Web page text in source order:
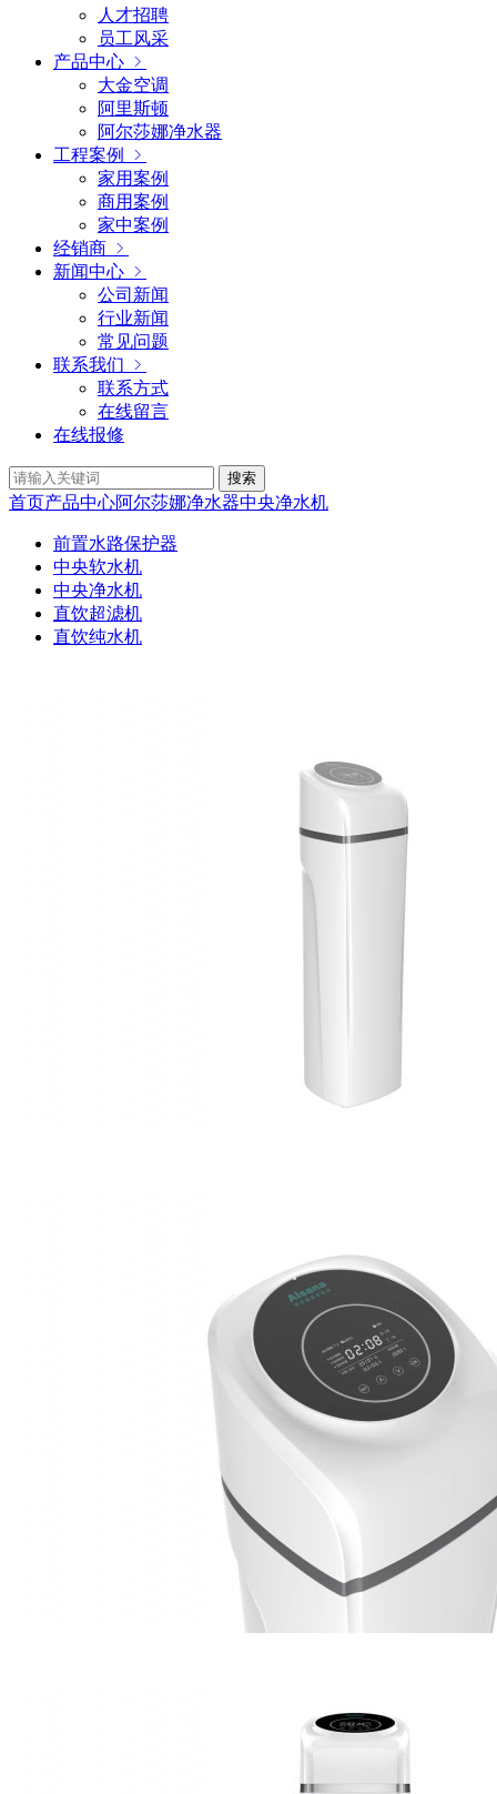
人才招聘
员工风采
产品中心
大金空调
阿里斯顿
阿尔莎娜净水器
工程案例
家用案例
商用案例
家中案例
经销商
新闻中心
公司新闻
行业新闻
常见问题
联系我们
联系方式
在线留言
在线报修
搜索
首页产品中心阿尔莎娜净水器中央净水机
前置水路保护器
中央软水机
中央净水机
直饮超滤机
直饮纯水机